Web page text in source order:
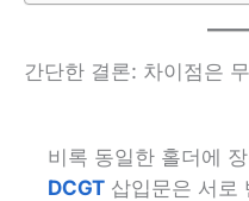
간단한 결론: 차이점은
비록 동일한 홀더에
DCGT 삽입문은 서로